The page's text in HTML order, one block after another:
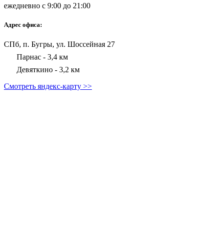
ежедневно с 9:00 до 21:00
Адрес офиса:
СПб, п. Бугры, ул. Шоссейная 27
Парнас - 3,4 км
Девяткино - 3,2 км
Смотреть яндекс-карту >>